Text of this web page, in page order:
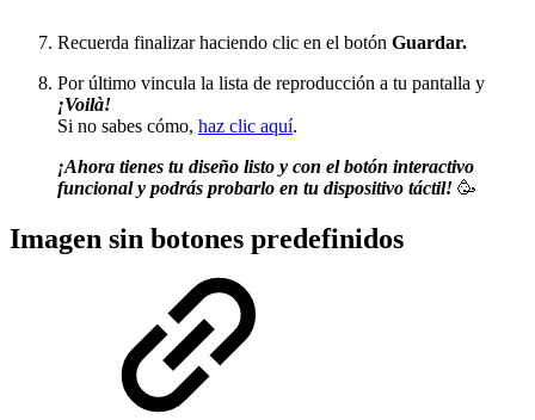
Recuerda finalizar haciendo clic en el botón Guardar.
Por último vincula la lista de reproducción a tu pantalla y
¡Voilà!
Si no sabes cómo, haz clic aquí.
¡Ahora tienes tu diseño listo y con el botón interactivo
funcional y podrás probarlo en tu dispositivo táctil! 🥳
Imagen sin botones predefinidos